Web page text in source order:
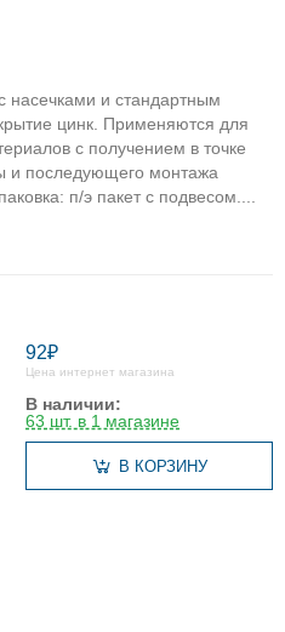
насечками и стандартным
цинк. Применяются для
с получением в точке
и последующего монтажа
п/э пакет с подвесом....
92₽
Цена интернет магазина
В наличии:
63 шт. в 1 магазине
В КОРЗИНУ